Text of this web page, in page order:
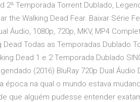
2ª Temporada Torrent Dublado,
the Walking Dead Fear. Baixar Série
Áudio, 1080p, 720p, MKV, MP4
Dead Todas as Temporadas Dublado
Dead 1 e 2 Temporada Dublado
(2016) BluRay 720p Dual Áudio
na qual o mundo estava
que alguém pudesse entender